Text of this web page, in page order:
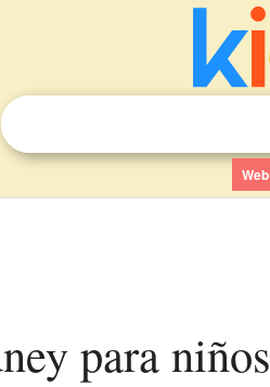
Web
para niños